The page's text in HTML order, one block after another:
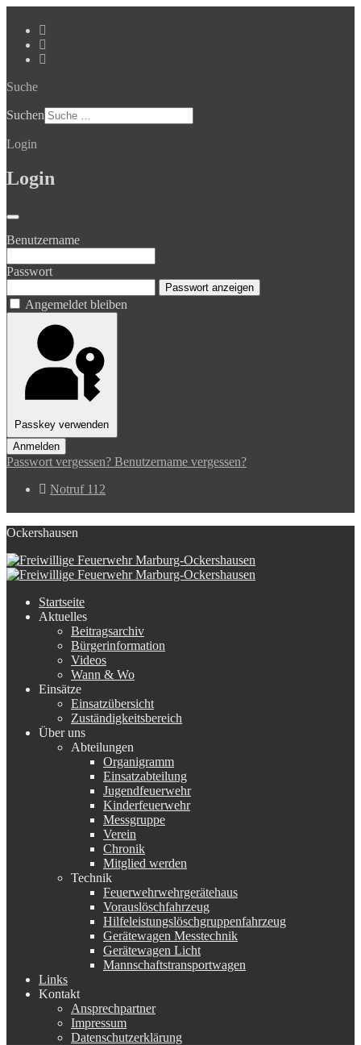
Suche
Suchen
Login
Login
Benutzername
Passwort
Passwort anzeigen
Angemeldet bleiben
Passkey verwenden
Anmelden
Passwort vergessen? Benutzername vergessen?
Notruf 112
Ockershausen
Startseite
Aktuelles
Beitragsarchiv
Bürgerinformation
Videos
Wann & Wo
Einsätze
Einsatzübersicht
Zuständigkeitsbereich
Über uns
Abteilungen
Organigramm
Einsatzabteilung
Jugendfeuerwehr
Kinderfeuerwehr
Messgruppe
Verein
Chronik
Mitglied werden
Technik
Feuerwehrwehrgerätehaus
Vorauslöschfahrzeug
Hilfeleistungslöschgruppenfahrzeug
Gerätewagen Messtechnik
Gerätewagen Licht
Mannschaftstransportwagen
Links
Kontakt
Ansprechpartner
Impressum
Datenschutzerklärung